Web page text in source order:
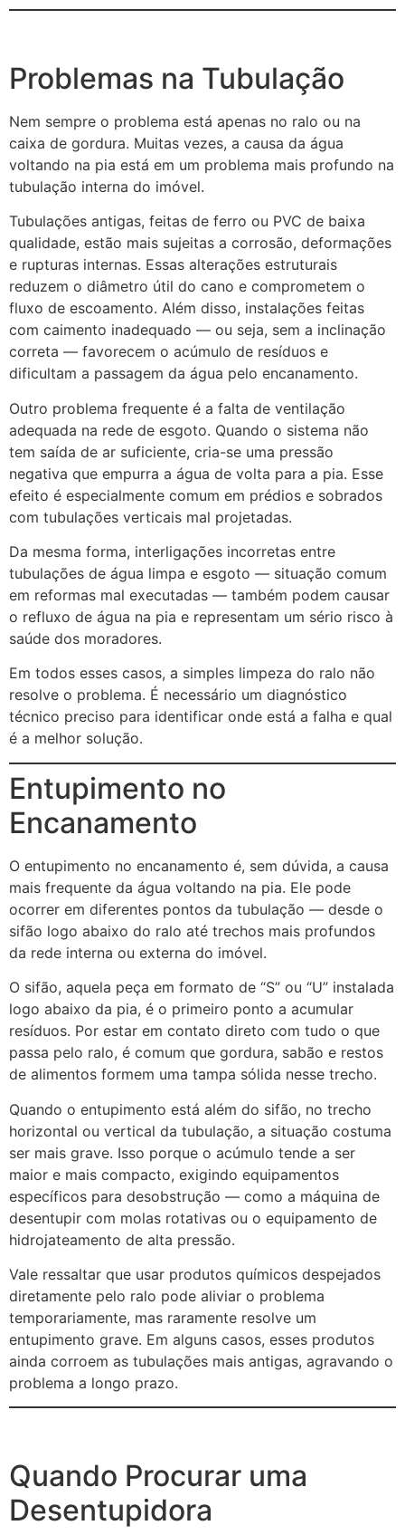
Problemas na Tubulação
Nem sempre o problema está apenas no ralo ou na
caixa de gordura. Muitas vezes, a causa da água
voltando na pia está em um problema mais profundo na
tubulação interna do imóvel.
Tubulações antigas, feitas de ferro ou PVC de baixa
qualidade, estão mais sujeitas a corrosão, deformações
e rupturas internas. Essas alterações estruturais
reduzem o diâmetro útil do cano e comprometem o
fluxo de escoamento. Além disso, instalações feitas
com caimento inadequado — ou seja, sem a inclinação
correta — favorecem o acúmulo de resíduos e
dificultam a passagem da água pelo encanamento.
Outro problema frequente é a falta de ventilação
adequada na rede de esgoto. Quando o sistema não
tem saída de ar suficiente, cria-se uma pressão
negativa que empurra a água de volta para a pia. Esse
efeito é especialmente comum em prédios e sobrados
com tubulações verticais mal projetadas.
Da mesma forma, interligações incorretas entre
tubulações de água limpa e esgoto — situação comum
em reformas mal executadas — também podem causar
o refluxo de água na pia e representam um sério risco à
saúde dos moradores.
Em todos esses casos, a simples limpeza do ralo não
resolve o problema. É necessário um diagnóstico
técnico preciso para identificar onde está a falha e qual
é a melhor solução.
Entupimento no
Encanamento
O entupimento no encanamento é, sem dúvida, a causa
mais frequente da água voltando na pia. Ele pode
ocorrer em diferentes pontos da tubulação — desde o
sifão logo abaixo do ralo até trechos mais profundos
da rede interna ou externa do imóvel.
O sifão, aquela peça em formato de “S” ou “U” instalada
logo abaixo da pia, é o primeiro ponto a acumular
resíduos. Por estar em contato direto com tudo o que
passa pelo ralo, é comum que gordura, sabão e restos
de alimentos formem uma tampa sólida nesse trecho.
Quando o entupimento está além do sifão, no trecho
horizontal ou vertical da tubulação, a situação costuma
ser mais grave. Isso porque o acúmulo tende a ser
maior e mais compacto, exigindo equipamentos
específicos para desobstrução — como a máquina de
desentupir com molas rotativas ou o equipamento de
hidrojateamento de alta pressão.
Vale ressaltar que usar produtos químicos despejados
diretamente pelo ralo pode aliviar o problema
temporariamente, mas raramente resolve um
entupimento grave. Em alguns casos, esses produtos
ainda corroem as tubulações mais antigas, agravando o
problema a longo prazo.
Quando Procurar uma
Desentupidora